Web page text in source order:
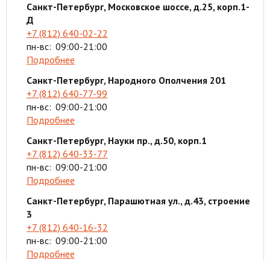
Санкт-Петербург, Московское шоссе, д.25, корп.1-
Д
+7 (812) 640-02-22
пн-вс: 09:00-21:00
Подробнее
Санкт-Петербург, Народного Ополчения 201
+7 (812) 640-77-99
пн-вс: 09:00-21:00
Подробнее
Санкт-Петербург, Науки пр., д.50, корп.1
+7 (812) 640-33-77
пн-вс: 09:00-21:00
Подробнее
Санкт-Петербург, Парашютная ул., д.43, строение
3
+7 (812) 640-16-32
пн-вс: 09:00-21:00
Подробнее